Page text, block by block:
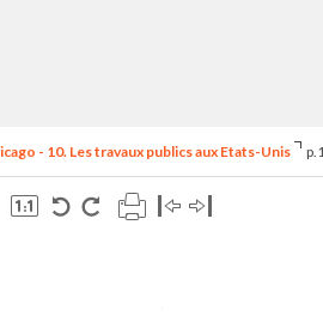
- 10. Les travaux publics aux Etats-Unis